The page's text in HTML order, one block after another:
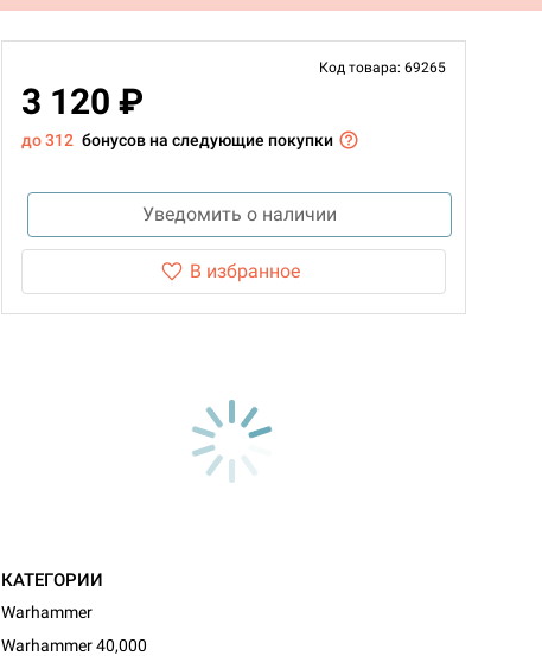
Код товара: 69265
3 120 ₽
до 312 бонусов на следующие покупки
Уведомить о наличии
В избранное
КАТЕГОРИИ
Warhammer
Warhammer 40,000